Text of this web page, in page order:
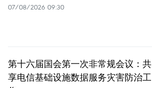
07/08/2026 09:30
第十六届国会第一次非常规会议：共
享电信基础设施数据服务灾害防治工